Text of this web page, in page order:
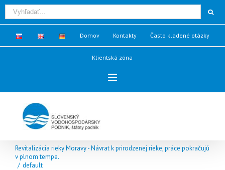
Domov Kontakty Často kladené otázky
Klientská zóna
Revitalizácia rieky Moravy - Návrat k prirodzenej rieke, práce pokračujú
v plnom tempe.
/ default